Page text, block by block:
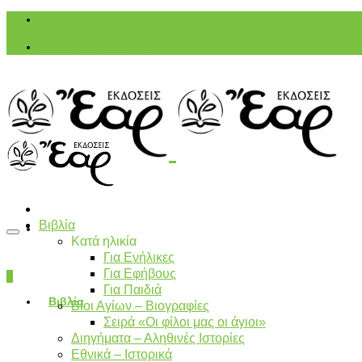
Βιβλία
Βιβλία
Κατά ηλικία
Για Ενήλικες
Για Εφήβους
Για Παιδιά
Βίοι Αγίων – Βιογραφίες
Σειρά «Οι φίλοι μας οι άγιοι»
Διηγήματα – Αληθινές Ιστορίες
Εθνικά – Ιστορικά